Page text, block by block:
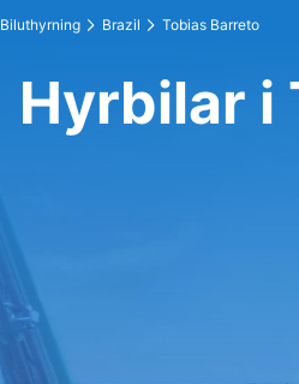
Biluthyrning Brazil Tobias Barreto
Hyrbilar i